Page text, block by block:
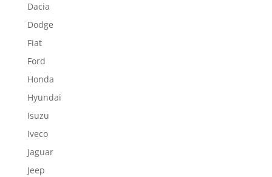
Dacia
Dodge
Fiat
Ford
Honda
Hyundai
Isuzu
Iveco
Jaguar
Jeep